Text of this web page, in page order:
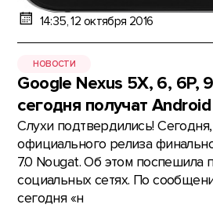
14:35, 12 октября 2016
НОВОСТИ
Google Nexus 5X, 6, 6P,
сегодня получат
Слухи подтвердились!
официального релиза
7.0 Nougat. Об этом поспешила
социальных сетях. По
сегодня «н